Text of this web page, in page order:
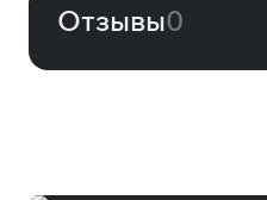
Отзывы0